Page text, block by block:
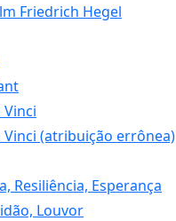
Friedrich Hegel
Vinci (atribuição errônea)
Resiliência, Esperança
Louvor